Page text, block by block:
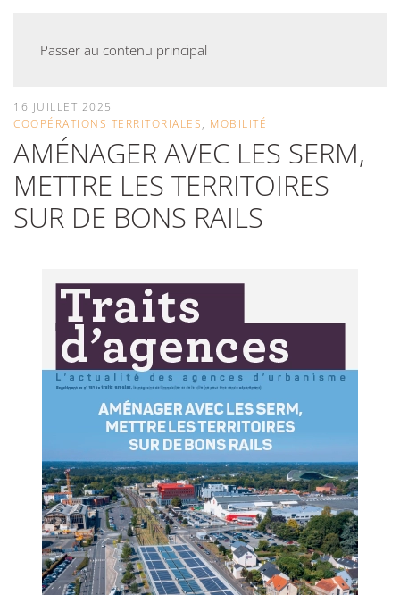
Passer au contenu principal
16 JUILLET 2025
COOPÉRATIONS TERRITORIALES, MOBILITÉ
AMÉNAGER AVEC LES SERM,
METTRE LES TERRITOIRES
SUR DE BONS RAILS